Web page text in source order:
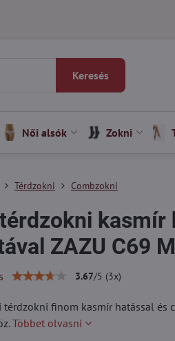
Keresés
Női alsók Zokni
Térdzokni Combzokni
kasmír
ZAZU C69
3.67/5 (3x)
térdzokni finom kasmír hatással és
Többet olvasni